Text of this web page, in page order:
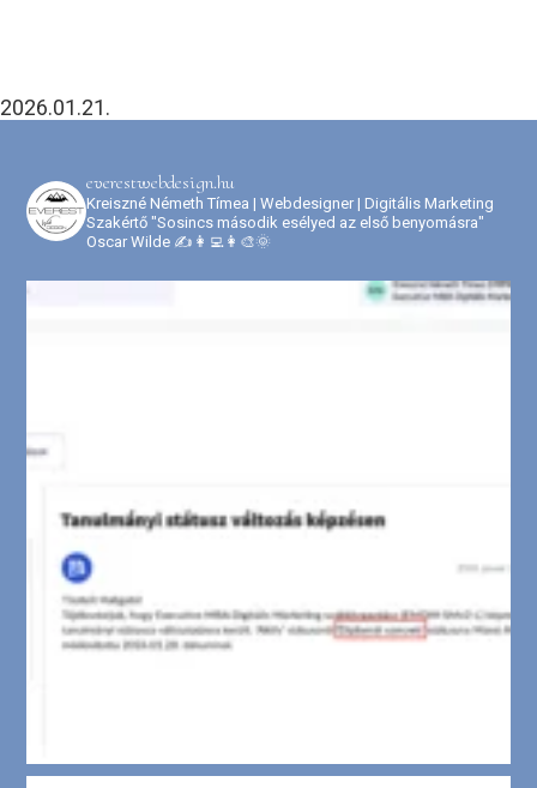
2026.01.21.
everestwebdesign.hu
Kreiszné Németh Tímea | Webdesigner | Digitális Marketing
Szakértő"Sosincs második esélyed az első benyomásra"
Oscar Wilde ✍️👩‍💻👩‍🎨🌞